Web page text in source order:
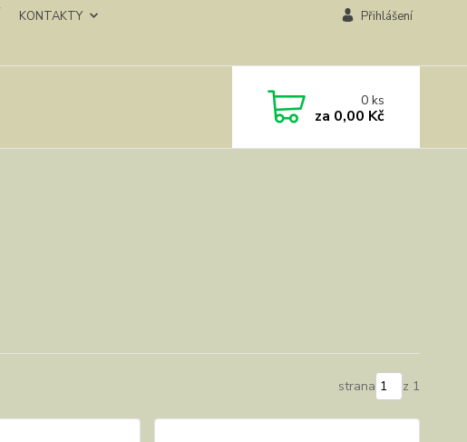
KONTAKTY
Přihlášení
0ks
za 0,00 Kč
strana z 1